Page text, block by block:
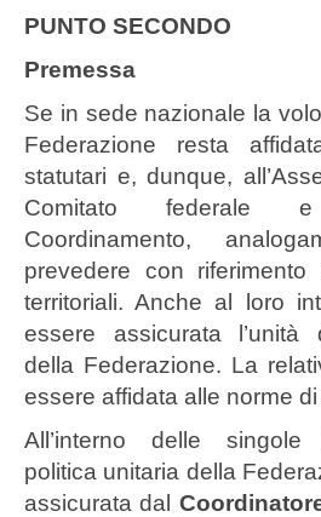
PUNTO SECONDO
Premessa
Se in sede nazionale la
Federazione resta
statutari e, dunque,
Comitato federale
Coordinamento,
prevedere con
territoriali. Anche al loro
essere assicurata l’unità
della Federazione. La
essere affidata alle norme
All’interno delle singole
politica unitaria della
assicurata dal